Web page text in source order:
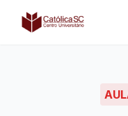
Católica SC | Experts